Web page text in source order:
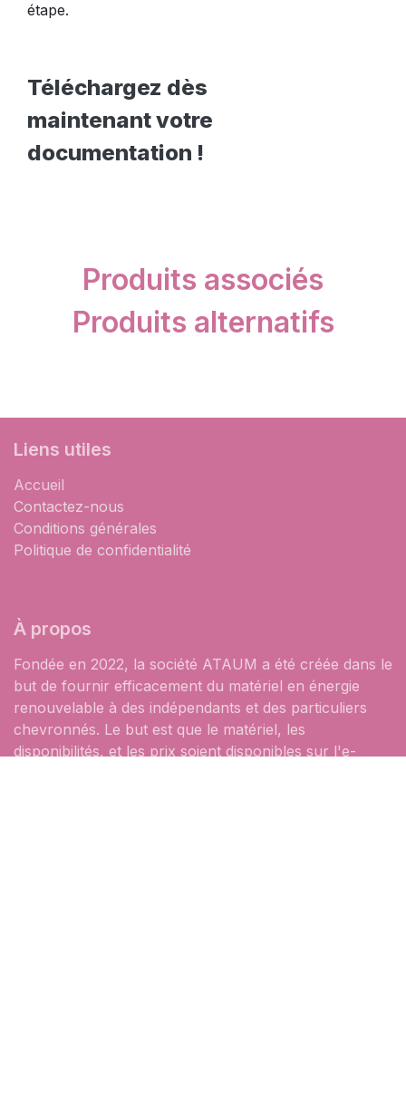
étape.
Téléchargez dès
maintenant votre
documentation !
Produits associés
Produits alternatifs
Liens utiles
Accueil
Contactez-nous
Conditions générales
Politique de confidentialité
À propos
Fondée en 2022, la société ATAUM a été créée dans le
but de fournir efficacement du matériel en énergie
renouvelable à des indépendants et des particuliers
chevronnés. Le but est que le matériel, les
disponibilités, et les prix soient disponibles sur l'e-